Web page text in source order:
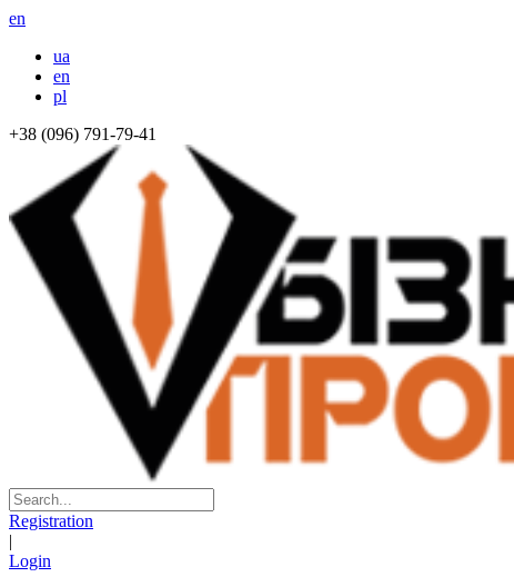
en
ua
en
pl
+38 (096) 791-79-41
Registration
|
Login